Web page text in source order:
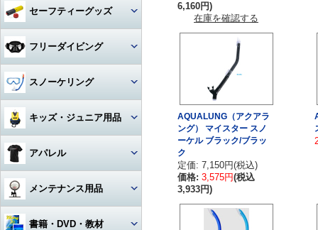
おススメ！重器材セット
その他
その他
ラッシュガード
レギンス
ボートコート
ウォータープルーフバッグ
レギュレターバッグ
フィンバッグ
スーツバッグ
その他
バッグアクセサリー・パーツ・
その他
クッキング向け
他
カラビナ・フック
コイルランヤード
カラビナ・フック
カレントフック
その他
ストラップ
ホース・ゲージ・オクトパスホ
ルダー
スレート
指示棒
ベル・シェーカー
マスク曇り止め
トランシーバー・水中通話装置
アクセサリー・その他
ワイド・スポット切り替えタイ
ハロゲン・その他
ライトアクセサリー・パーツ
ウェイト
ベルトタイプ
ベストタイプ
アンクルウェイト
ソフトウェイト
ウェイトベルトアクセサリー・
その他
セーフティーグッズ
フロート・シグナルブイ
ケミカルライト・スティックラ
ライフジャケット
アクセサリー・その他
フリーダイビング
マスク
スノーケル
フリーダイビングコンピュータ
ー
アクセサリー・その他
スノーケリング
セット
マスク・スノーケル
フィン・ブーツ・グローブ
アクセサリー・その他
キッズ・ジュニア用品
ウェット・ウェア・ラッシュ
その他・アクセサリー
アパレル
Tシャツ
パーカー
メンテナンス用品
グリス・オイル
書籍・DVD・教材
6,160円)
在庫を確認する
AQUALUNG（アクアラ
ング） マイスター スノ
ーケル ブラック/ブラッ
ク
定価: 7,150円(税込)
価格: 3,575円(税込
3,933円)